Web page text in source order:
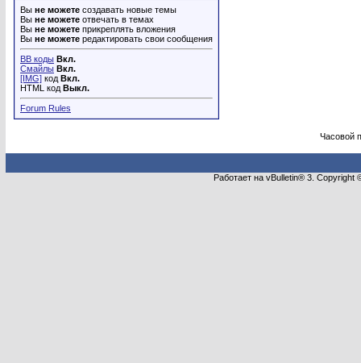
Вы не можете создавать новые темы
Вы не можете отвечать в темах
Вы не можете прикреплять вложения
Вы не можете редактировать свои сообщения
BB коды Вкл.
Смайлы Вкл.
[IMG] код Вкл.
HTML код Выкл.
Forum Rules
Часовой
Работает на vBulletin® 3.